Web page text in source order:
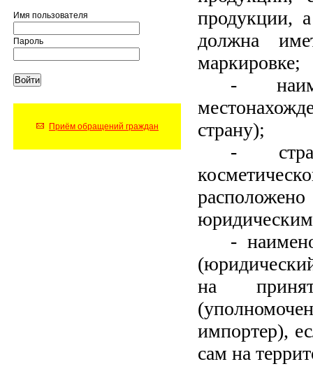
Имя пользователя
Пароль
Приём обращений граждан
продукции,
должна
маркировке;
-
страну);
-
расположено
юридическим
-
на
импортер),
сам на